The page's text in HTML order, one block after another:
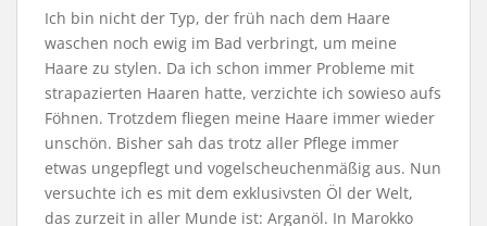
Ich bin nicht der Typ, der früh nach dem Haare
waschen noch ewig im Bad verbringt, um meine
Haare zu stylen. Da ich schon immer Probleme mit
strapazierten Haaren hatte, verzichte ich sowieso aufs
Föhnen. Trotzdem fliegen meine Haare immer wieder
unschön. Bisher sah das trotz aller Pflege immer
etwas ungepflegt und vogelscheuchenmäßig aus. Nun
versuchte ich es mit dem exklusivsten Öl der Welt,
das zurzeit in aller Munde ist: Arganöl. In Marokko